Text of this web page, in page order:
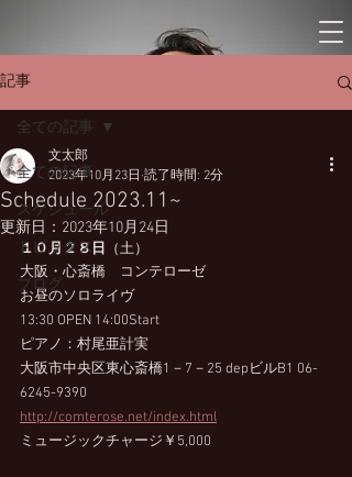
記事
全ての記事
スケジュール
トピックス
ブログ
全ての記事
Schedule 2023.11~
文太郎
2023年10月23日 読了時間: 2分
更新日： 2023年10月24日
１０月２８日
（土）
大阪・心斎橋　コンテローゼ
お昼のソロライヴ
13:30 OPEN 14:00Start
ピアノ：村尾亜計実
大阪市中央区東心斎橋1－7－25 depビルB1 06-
6245-9390
http://comterose.net/index.html
ミュージックチャージ￥5,000